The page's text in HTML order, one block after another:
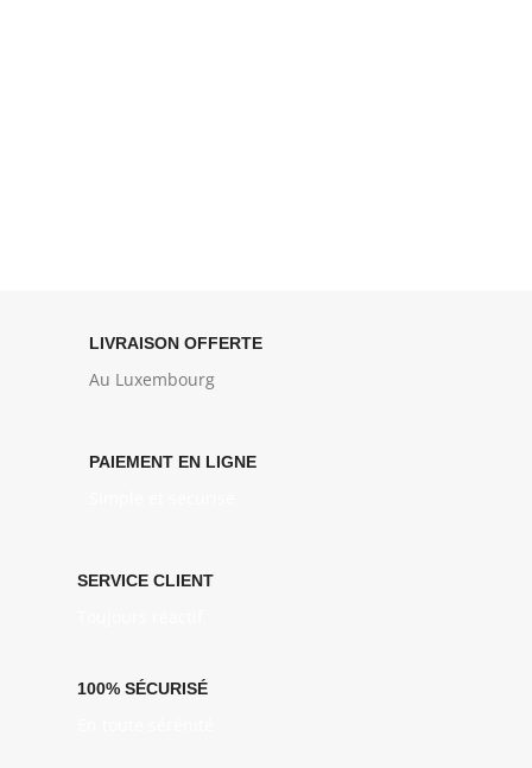
LIVRAISON OFFERTE
Au Luxembourg
PAIEMENT EN LIGNE
SERVICE CLIENT
100% SÉCURISÉ